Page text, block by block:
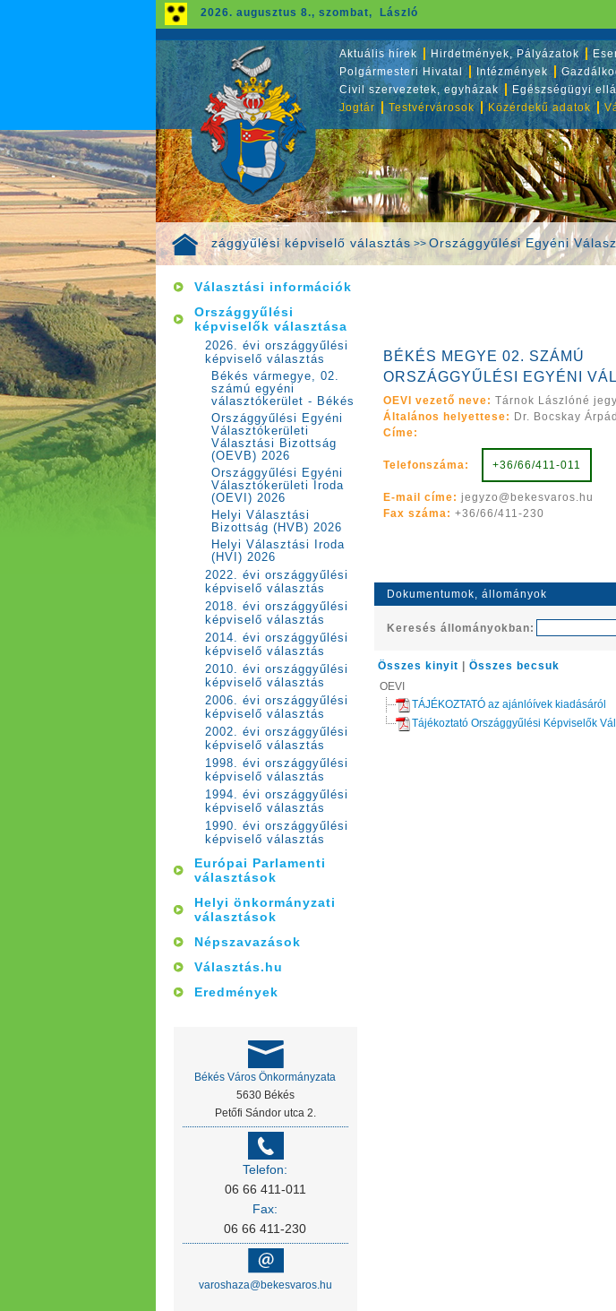
választása>>2026. évi országgyűlési képviselő választás>> Országgyűlési Egyéni
2026. augusztus 8., szombat, László
Aktuális hírek Hirdetmények, Pályázatok
Polgármesteri Hivatal
Intézmények
Civil szervezetek, egyházak
Egészségügyi
Jogtár
Testvérvárosok Közérdekű adatok
Választási információk
Országgyűlési
képviselők választása
2026. évi országgyűlési
képviselő választás
Békés vármegye, 02.
számú egyéni
választókerület - Békés
Országgyűlési Egyéni
Választókerületi
Választási Bizottság
(OEVB) 2026
Országgyűlési Egyéni
Választókerületi Iroda
(OEVI) 2026
Helyi Választási
Bizottság (HVB) 2026
Helyi Választási Iroda
(HVI) 2026
2022. évi országgyűlési
képviselő választás
2018. évi országgyűlési
képviselő választás
2014. évi országgyűlési
képviselő választás
2010. évi országgyűlési
képviselő választás
2006. évi országgyűlési
képviselő választás
2002. évi országgyűlési
képviselő választás
1998. évi országgyűlési
képviselő választás
1994. évi országgyűlési
képviselő választás
1990. évi országgyűlési
képviselő választás
Európai Parlamenti
választások
Helyi önkormányzati
választások
Népszavazások
Választás.hu
Eredmények
Békés Város Önkormányzata
5630 Békés
Petőfi Sándor utca 2.
Telefon:
06 66 411-011
Fax:
06 66 411-230
varoshaza@bekesvaros.hu
BÉKÉS MEGYE 02. SZÁMÚ
ORSZÁGGYŰLÉSI EGYÉNI
OEVI vezető neve: Tárnok Lászlóné
Általános helyettese: Dr. Bocskay
Címe:
Telefonszáma: +36/66/411-011
E-mail címe: jegyzo @ be kesvaros.hu
Fax száma: +36/66/411-230
Dokumentumok, állományok
Keresés állományokban:
Összes kinyit |Összes becsuk
OEVI
TÁJÉKOZTATÓ az ajánlóívek kiadásáról
Tájékoztató Országgyűlési Képviselők